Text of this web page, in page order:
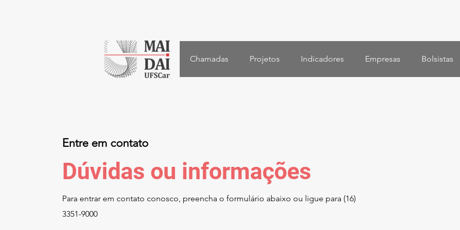
Chamadas Projetos Indicadores Empresas Bolsistas
Entre em contato
Dúvidas ou informações
Para entrar em contato conosco, preencha o formulário abaixo ou ligue para (16)
3351-9000